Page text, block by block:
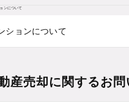
ションについて
産売却に関するお